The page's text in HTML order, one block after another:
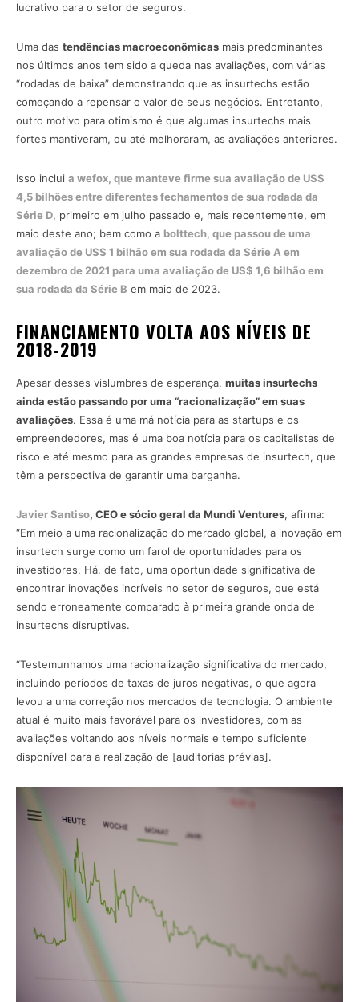
lucrativo para o setor de seguros.
Uma das tendências macroeconômicas mais predominantes
nos últimos anos tem sido a queda nas avaliações, com várias
“rodadas de baixa” demonstrando que as insurtechs estão
começando a repensar o valor de seus negócios. Entretanto,
outro motivo para otimismo é que algumas insurtechs mais
fortes mantiveram, ou até melhoraram, as avaliações anteriores.
Isso inclui a wefox, que manteve firme sua avaliação de US$
4,5 bilhões entre diferentes fechamentos de sua rodada da
Série D, primeiro em julho passado e, mais recentemente, em
maio deste ano; bem como a bolttech, que passou de uma
avaliação de US$ 1 bilhão em sua rodada da Série A em
dezembro de 2021 para uma avaliação de US$ 1,6 bilhão em
sua rodada da Série B em maio de 2023.
FINANCIAMENTO VOLTA AOS NÍVEIS DE
2018-2019
Apesar desses vislumbres de esperança, muitas insurtechs
ainda estão passando por uma “racionalização” em suas
avaliações. Essa é uma má notícia para as startups e os
empreendedores, mas é uma boa notícia para os capitalistas de
risco e até mesmo para as grandes empresas de insurtech, que
têm a perspectiva de garantir uma barganha.
Javier Santiso, CEO e sócio geral da Mundi Ventures, afirma:
“Em meio a uma racionalização do mercado global, a inovação em
insurtech surge como um farol de oportunidades para os
investidores. Há, de fato, uma oportunidade significativa de
encontrar inovações incríveis no setor de seguros, que está
sendo erroneamente comparado à primeira grande onda de
insurtechs disruptivas.
“Testemunhamos uma racionalização significativa do mercado,
incluindo períodos de taxas de juros negativas, o que agora
levou a uma correção nos mercados de tecnologia. O ambiente
atual é muito mais favorável para os investidores, com as
avaliações voltando aos níveis normais e tempo suficiente
disponível para a realização de [auditorias prévias].